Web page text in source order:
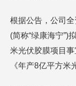
根据公告，公司
(简称“绿康海宁”)
米光伏胶膜项目
《年产8亿平方米